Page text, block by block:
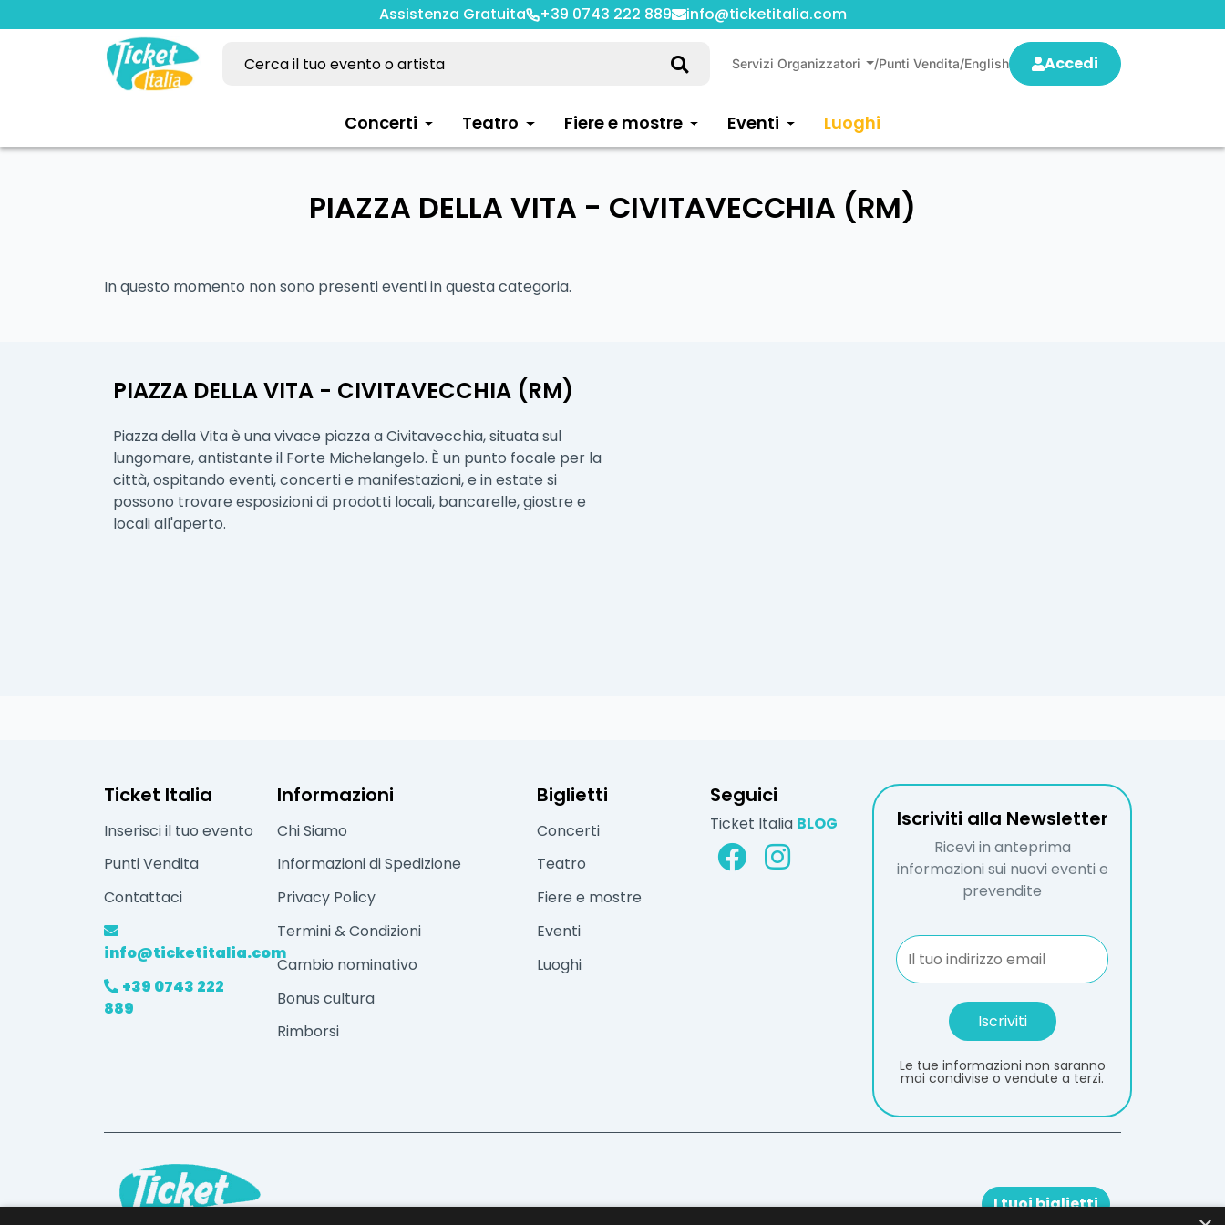
Assistenza Gratuita +39 0743 222 889 info@ticketitalia.com
Servizi Organizzatori /Punti Vendita/English Accedi
Concerti Teatro Fiere e mostre Eventi Luoghi
PIAZZA DELLA VITA - CIVITAVECCHIA (RM)
In questo momento non sono presenti eventi in questa categoria.
PIAZZA DELLA VITA - CIVITAVECCHIA (RM)
Piazza della Vita è una vivace piazza a Civitavecchia, situata sul
lungomare, antistante il Forte Michelangelo. È un punto focale per la
città, ospitando eventi, concerti e manifestazioni, e in estate si
possono trovare esposizioni di prodotti locali, bancarelle, giostre e
locali all'aperto.
Ticket Italia
Inserisci il tuo evento
Punti Vendita
Contattaci
info@ticketitalia.com
+39 0743 222
889
Informazioni
Chi Siamo
Informazioni di Spedizione
Privacy Policy
Termini & Condizioni
Cambio nominativo
Bonus cultura
Rimborsi
Biglietti
Concerti
Teatro
Fiere e mostre
Eventi
Luoghi
Seguici
Ticket Italia BLOG Iscriviti alla Newsletter
Ricevi in anteprima
informazioni sui nuovi eventi e
prevendite
Le tue informazioni non saranno
mai condivise o vendute a terzi.
I tuoi biglietti